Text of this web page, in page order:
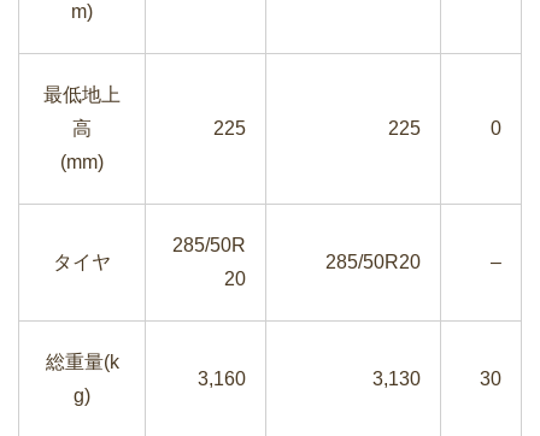
m)
最低地上
高
(mm)
225 225 0
タイヤ
285/50R
20
285/50R20 –
総重量(k
g)
3,160 3,130 30